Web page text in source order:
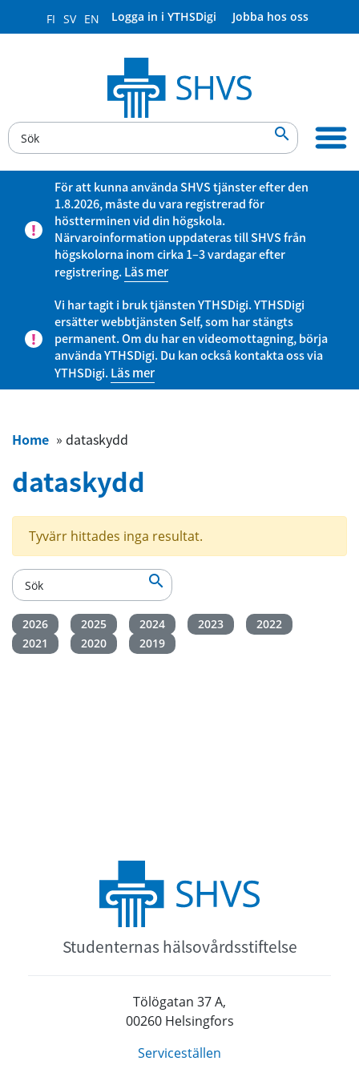
FI SV EN Logga in i YTHSDigi Jobba hos oss

För att kunna använda SHVS tjänster efter den
1.8.2026, måste du vara registrerad för
höstterminen vid din högskola.
Närvaroinformation uppdateras till SHVS från
högskolorna inom cirka 1–3 vardagar efter
registrering.Läs mer
Vi har tagit i bruk tjänsten YTHSDigi. YTHSDigi
ersätter webbtjänsten Self, som har stängts
permanent. Om du har en videomottagning, börja
använda YTHSDigi. Du kan också kontakta oss via
YTHSDigi.Läs mer
Home » dataskydd
dataskydd
Tyvärr hittades inga resultat.

2026 2025 2024 2023
2022
2021
2020 2019
Studenternas hälsovårdsstiftelse
Tölögatan 37 A,
00260 Helsingfors
Serviceställen